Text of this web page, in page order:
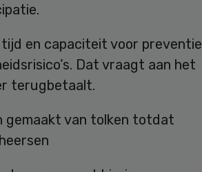
en capaciteit voor preventie
Dat vraagt aan het
terugbetaalt.
gemaakt van tolken totdat